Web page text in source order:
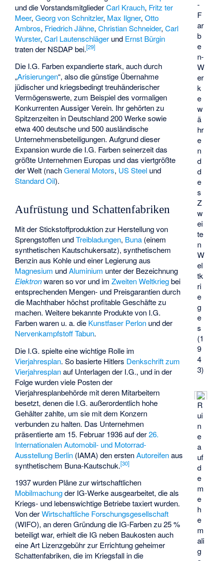
-
F
ar
b
e
n-
W
er
k
e
w
ä
hr
e
n
d
d
e
s
Z
w
ei
te
n
W
el
tk
ri
e
g
e
s
(1
9
4
3)
und die VorstandsmitgliederCarl Krauch, Fritz ter
Meer,Georg von Schnitzler, Max Ilgner,Otto
Ambros, Friedrich Jähne,Christian Schneider,Carl
Wurster,Carl Lautenschläger und Ernst Bürgin
traten der NSDAP bei.[29]
Die I.G. Farben expandierte stark, auch durch
„Arisierungen“, also die günstige Übernahme
jüdischer und kriegsbedingt treuhänderischer
Vermögenswerte, zum Beispiel des vormaligen
KonkurrentenAussiger Verein. Ihr gehörten zu
Spitzenzeiten in Deutschland 200 Werke sowie
etwa 400 deutsche und 500 ausländische
Unternehmensbeteiligungen. Aufgrund dieser
Expansion wurde die I.G. Farben seinerzeit das
größte Unternehmen Europas und das viertgrößte
der Welt (nachGeneral Motors, US Steel und
Standard Oil).
Aufrüstung und Schattenfabriken
R
ui
n
e
a
uf
d
e
m
e
h
e
m
ali
g
Mit der Stickstoffproduktion zur Herstellung von
Sprengstoffen undTreibladungen, Buna (einem
synthetischen Kautschukersatz), synthetischem
Benzin aus Kohle und einer Legierung aus
Magnesium undAluminium unter der Bezeichnung
Elektronwaren so vor und imZweiten Weltkriegbei
entsprechenden Mengen- und Preisgarantien durch
die Machthaber höchst profitable Geschäfte zu
machen. Weitere bekannte Produkte von I.G.
Farben waren u. a. die Kunstfaser Perlon und der
Nervenkampfstoff Tabun.
Die I.G. spielte eine wichtige Rolle im
Vierjahresplan. So basierte Hitlers Denkschrift zum
Vierjahresplanauf Unterlagen der I.G., und in der
Folge wurden viele Posten der
Vierjahresplanbehörde mit deren Mitarbeitern
besetzt, denen die I.G. außerordentlich hohe
Gehälter zahlte, um sie mit dem Konzern
verbunden zu halten. Das Unternehmen
präsentierte am 15. Februar 1936 auf der26.
Internationalen Automobil- und Motorrad-
Ausstellung Berlin (IAMA) den erstenAutoreifenaus
synthetischem Buna-Kautschuk.[30]
1937 wurden Pläne zur wirtschaftlichen
Mobilmachungder IG-Werke ausgearbeitet, die als
Kriegs- und lebenswichtige Betriebe taxiert wurden.
Von derWirtschaftliche Forschungsgesellschaft
(WIFO), an deren Gründung die IG-Farben zu 25 %
beteiligt war, erhielt die IG neben Baukosten auch
eine Art Lizenzgebühr zur Errichtung geheimer
Schattenfabriken, die im Kriegsfall in die